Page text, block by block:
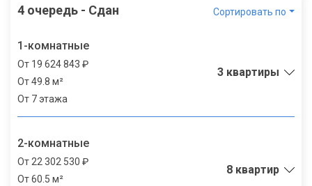
4 очередь - Сдан Сортировать по
1-комнатные
От 19 624 843 ₽
От 49.8 м²
От 7 этажа
3 квартиры
2-комнатные
От 22 302 530 ₽
От 60.5 м²
8 квартир